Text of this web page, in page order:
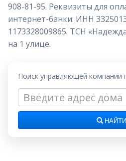
908-81-95. Реквизиты для
интернет-банки: ИНН
1173328009865. ТСН
на 1 улице.
Поиск управляющей компании
НАЙТИ